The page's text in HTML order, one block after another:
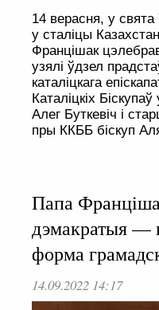
14 верасня, у
у сталіцы
Францішак
узялі ўдзел
каталіцкага
Каталіцкіх
Алег Буткевіч і
пры ККББ біскуп
Папа
дэмакратыя —
форма
14.09.2022 14:17